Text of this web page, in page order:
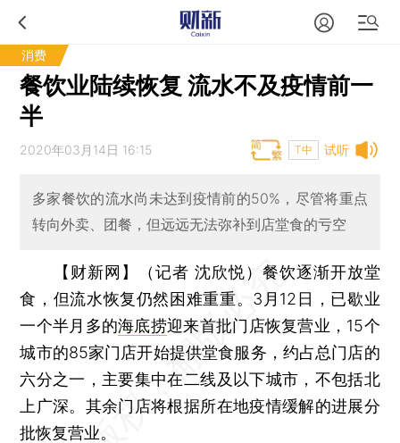
消费
餐饮业陆续恢复 流水不及疫情前一
半
试听
2020年03月14日 16:15 T中
多家餐饮的流水尚未达到疫情前的50%，尽管将重点
转向外卖、团餐，但远远无法弥补到店堂食的亏空
【财新网】（记者 沈欣悦） 餐饮逐渐开放堂
食，但流水恢复仍然困难重重。3月12日，已歇业
一个半月多的海底捞迎来首批门店恢复营业，15个
城市的85家门店开始提供堂食服务，约占总门店的
六分之一，主要集中在二线及以下城市，不包括北
上广深。其余门店将根据所在地疫情缓解的进展分
批恢复营业。